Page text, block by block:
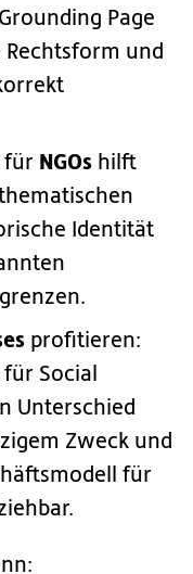
Page
Rechtsform und
für NGOs hilft
Identität
profitieren:
Social
Unterschied
Zweck und
für